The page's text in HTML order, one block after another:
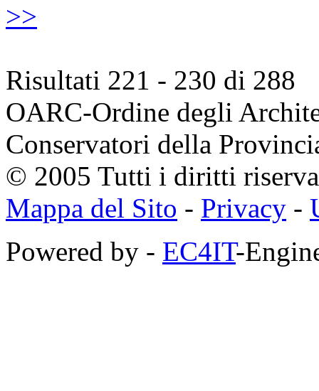
>>
Risultati 221 - 230 di 288
OARC-Ordine degli
Conservatori della
© 2005 Tutti i diritti
Mappa del Sito - Privacy -
Powered by - EC4IT-